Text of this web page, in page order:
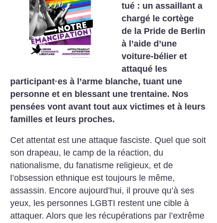
tué : un assaillant a
chargé le cortège
de la Pride de Berlin
à l’aide d’une
voiture-bélier et
attaqué les
participant·es à l’arme blanche, tuant une
personne et en blessant une trentaine. Nos
pensées vont avant tout aux victimes et à leurs
familles et leurs proches.
Cet attentat est une attaque fasciste. Quel que soit
son drapeau, le camp de la réaction, du
nationalisme, du fanatisme religieux, et de
l’obsession ethnique est toujours le même,
assassin. Encore aujourd’hui, il prouve qu’à ses
yeux, les personnes LGBTI restent une cible à
attaquer. Alors que les récupérations par l’extrême